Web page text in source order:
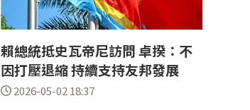
賴總統抵史瓦帝尼訪問 卓揆：不
因打壓退縮 持續支持友邦發展
2026-05-02 18:37